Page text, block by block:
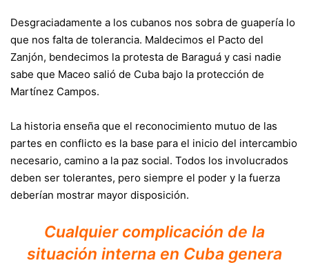
Desgraciadamente a los cubanos nos sobra de guapería lo
que nos falta de tolerancia. Maldecimos el Pacto del
Zanjón, bendecimos la protesta de Baraguá y casi nadie
sabe que Maceo salió de Cuba bajo la protección de
Martínez Campos.
La historia enseña que el reconocimiento mutuo de las
partes en conflicto es la base para el inicio del intercambio
necesario, camino a la paz social. Todos los involucrados
deben ser tolerantes, pero siempre el poder y la fuerza
deberían mostrar mayor disposición.
Cualquier complicación de la
situación interna en Cuba genera